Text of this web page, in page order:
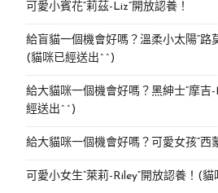
可愛小賓花“莉茲-Liz”開放認養！
給盲貓一個機會好嗎？溫柔小太陽“路
(貓咪已經送出^^)
給大貓咪一個機會好嗎？黑紳士“摩
經送出^^)
給大貓咪一個機會好嗎？可愛女孩“西
可愛小女生“萊莉-Riley”開放認養！(